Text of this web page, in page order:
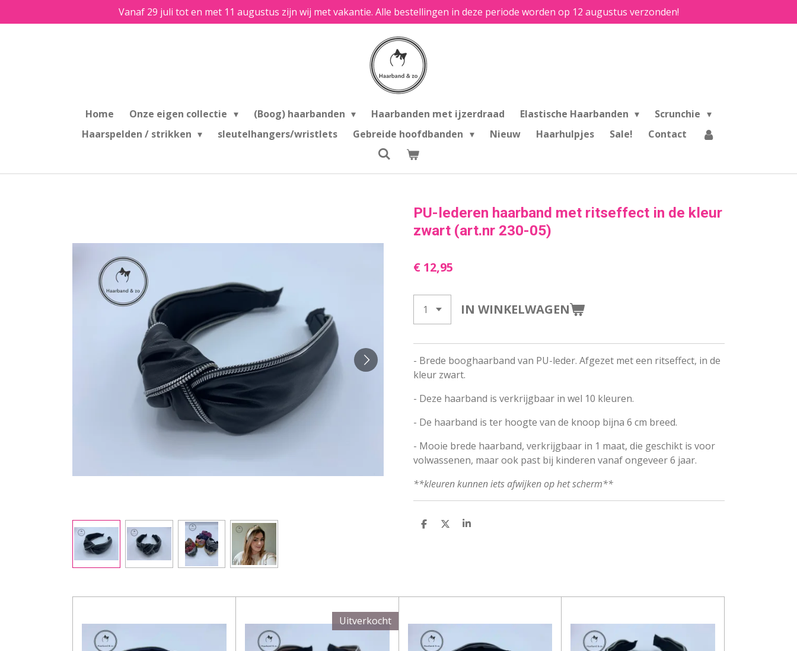
direct
Vanaf 29 juli tot en met 11 augustus zijn wij met vakantie. Alle bestellingen in deze periode worden op 12 augustus verzonden!
Home Onze eigen collectie (Boog) haarbanden Haarbanden met ijzerdraad Elastische Haarbanden
Scrunchie
Haarspelden / strikken
sleutelhangers/wristlets Gebreide hoofdbanden Nieuw Haarhulpjes Sale! Contact
PU-lederen haarband met ritseffect in de kleur
zwart (art.nr 230-05)
€ 12,95
IN WINKELWAGEN
- Brede booghaarband van PU-leder. Afgezet met een ritseffect, in de
kleur zwart.
- Deze haarband is verkrijgbaar in wel 10 kleuren.
- De haarband is ter hoogte van de knoop bijna 6 cm breed.
- Mooie brede haarband, verkrijgbaar in 1 maat, die geschikt is voor
volwassenen, maar ook past bij kinderen vanaf ongeveer 6 jaar.
**kleuren kunnen iets afwijken op het scherm**
D
D
S
Uitverkocht